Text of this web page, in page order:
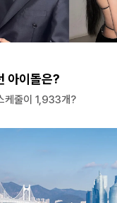
아이돌은?
케줄이 1,933개?